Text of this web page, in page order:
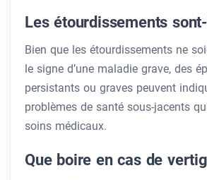
Les étourdissements
Bien que les étourdissements ne
le signe d’une maladie grave, des
persistants ou graves peuvent
problèmes de santé sous-jacents
soins médicaux.
Que boire en cas de